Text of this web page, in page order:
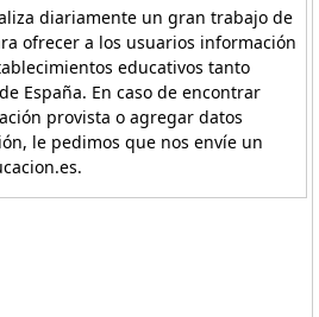
diariamente un gran trabajo de
ofrecer a los usuarios información
educativos tanto
España. En caso de encontrar
provista o agregar datos
le pedimos que nos envíe un